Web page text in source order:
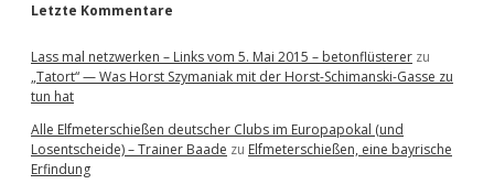
Letzte Kommentare
Lass mal netzwerken – Links vom 5. Mai 2015 – betonflüsterer zu
„Tatort“ — Was Horst Szymaniak mit der Horst-Schimanski-Gasse zu
tun hat
Alle Elfmeterschießen deutscher Clubs im Europapokal (und
Losentscheide) – Trainer Baade zu Elfmeterschießen, eine bayrische
Erfindung